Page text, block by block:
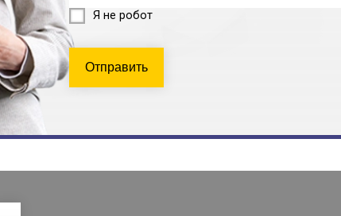
Я не робот
Отправить